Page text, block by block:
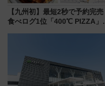
【九州初】最短2秒で予約完売
食べログ1位「400℃ PIZZA」